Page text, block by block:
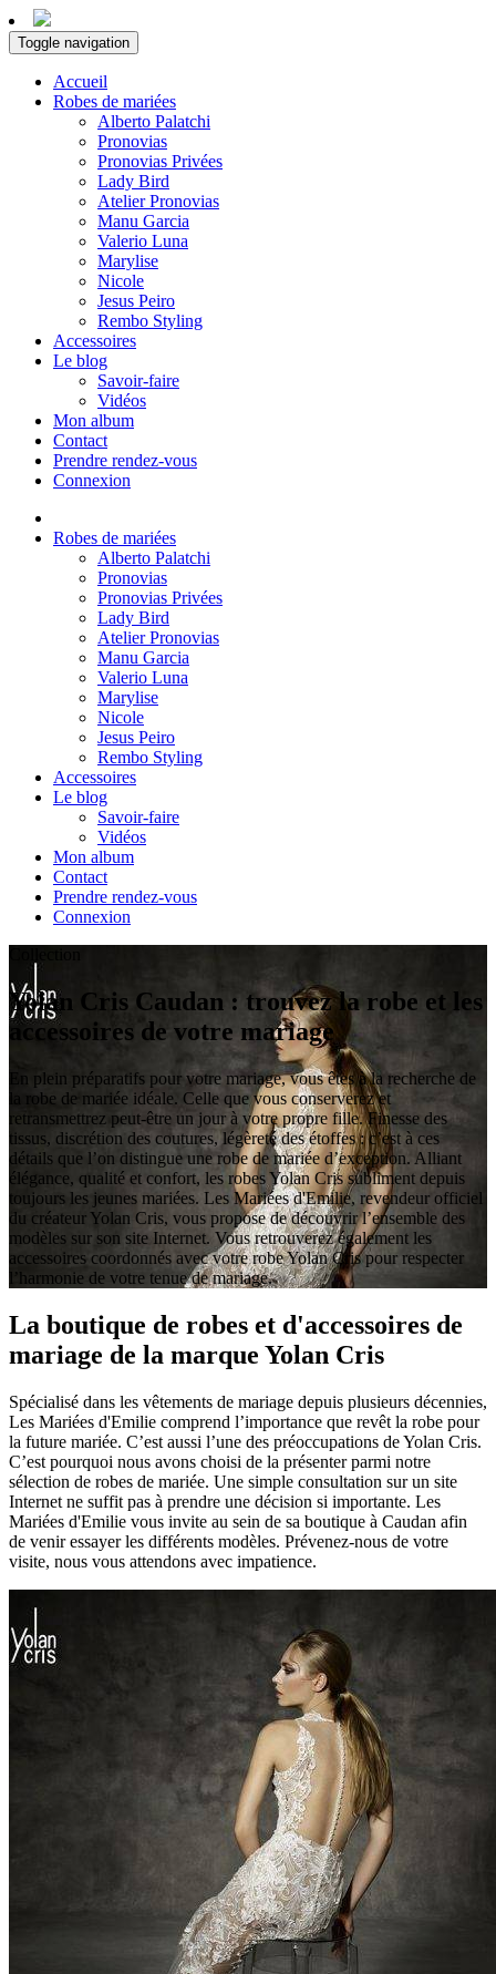
Toggle navigation
Accueil
Robes de mariées
Alberto Palatchi
Pronovias
Pronovias Privées
Lady Bird
Atelier Pronovias
Manu Garcia
Valerio Luna
Marylise
Nicole
Jesus Peiro
Rembo Styling
Accessoires
Le blog
Savoir-faire
Vidéos
Mon album
Contact
Prendre rendez-vous
Connexion
Robes de mariées
Alberto Palatchi
Pronovias
Pronovias Privées
Lady Bird
Atelier Pronovias
Manu Garcia
Valerio Luna
Marylise
Nicole
Jesus Peiro
Rembo Styling
Accessoires
Le blog
Savoir-faire
Vidéos
Mon album
Contact
Prendre rendez-vous
Connexion
Yolan Cris Caudan : trouvez la robe et les
accessoires de votre mariage
En plein préparatifs pour votre mariage, vous êtes à la recherche de
la robe de mariée idéale. Celle que vous conserverez et
retransmettrez peut-être un jour à votre propre fille. Finesse des
tissus, discrétion des coutures, légèreté des étoffes : c’est à ces
détails que l’on distingue une robe de mariée d’exception. Alliant
élégance, qualité et confort, les robes Yolan Cris subliment depuis
toujours les jeunes mariées. Les Mariées d'Emilie, revendeur officiel
du créateur Yolan Cris, vous propose de découvrir l’ensemble des
modèles sur son site Internet. Vous retrouverez également les
accessoires coordonnés avec votre robe Yolan Cris pour respecter
l’harmonie de votre tenue de mariage.
La boutique de robes et d'accessoires de
mariage de la marque Yolan Cris
Spécialisé dans les vêtements de mariage depuis plusieurs décennies,
Les Mariées d'Emilie comprend l’importance que revêt la robe pour
la future mariée. C’est aussi l’une des préoccupations de Yolan Cris.
C’est pourquoi nous avons choisi de la présenter parmi notre
sélection de robes de mariée. Une simple consultation sur un site
Internet ne suffit pas à prendre une décision si importante. Les
Mariées d'Emilie vous invite au sein de sa boutique à Caudan afin
de venir essayer les différents modèles. Prévenez-nous de votre
visite, nous vous attendons avec impatience.